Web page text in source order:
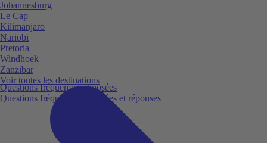
Questions fréquemment posées
Questions fréquemment posées et réponses
Johannesburg
Le Cap
Kilimanjaro
Nariobi
Pretoria
Windhoek
Zanzibar
Voir toutes les destinations